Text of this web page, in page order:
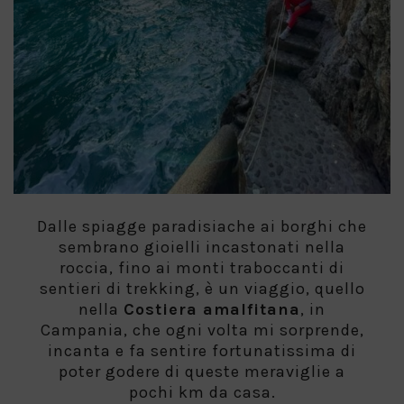
Dalle spiagge paradisiache ai borghi che
sembrano gioielli incastonati nella
roccia, fino ai monti traboccanti di
sentieri di trekking, è un viaggio, quello
nella Costiera amalfitana, in
Campania, che ogni volta mi sorprende,
incanta e fa sentire fortunatissima di
poter godere di queste meraviglie a
pochi km da casa.